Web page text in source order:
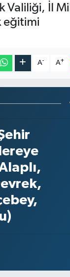
Valiliği, İl
eğitimi
A- A+